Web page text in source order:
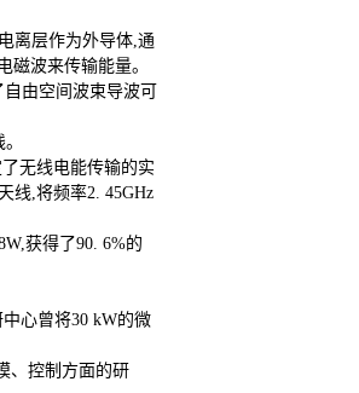
离层作为外导体,通
磁波来传输能量。
由空间波束导波可
无线电能传输的实
线,将频率2. 45GHz
获得了90. 6%的
心曾将30 kW的微
、控制方面的研